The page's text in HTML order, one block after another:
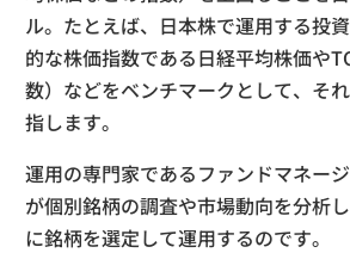
ル。たとえば、日本株で運用する投
的な株価指数である日経平均株価や
数）などをベンチマークとして、そ
指します。
運用の専門家であるファンドマネー
が個別銘柄の調査や市場動向を分析
に銘柄を選定して運用するのです。